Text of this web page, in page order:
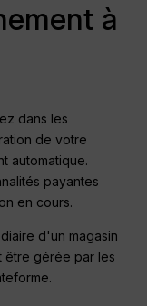
à
dans les
de votre
automatique.
payantes
en cours.
d'un magasin
être gérée par les